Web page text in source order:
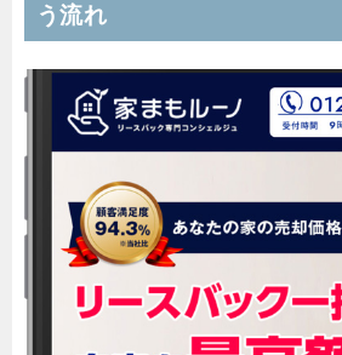
う流れ